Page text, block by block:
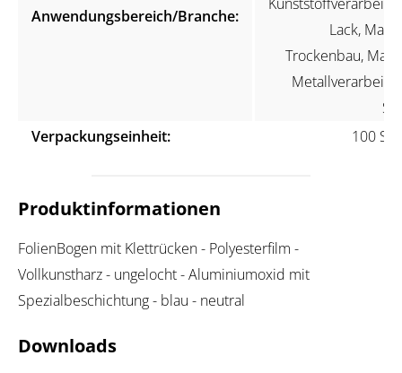
Anwendungsbereich/Branche:
Lack,
Trockenbau,
Verpackungseinheit:
100
Produktinformationen
FolienBogen mit Klettrücken - Polyesterfilm -
Vollkunstharz - ungelocht - Aluminiumoxid mit
Spezialbeschichtung - blau - neutral
Downloads